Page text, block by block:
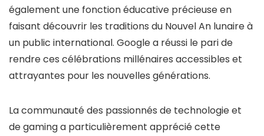
également une fonction éducative précieuse en
faisant découvrir les traditions du Nouvel An lunaire à
un public international. Google a réussi le pari de
rendre ces célébrations millénaires accessibles et
attrayantes pour les nouvelles générations.
La communauté des passionnés de technologie et
de gaming a particulièrement apprécié cette